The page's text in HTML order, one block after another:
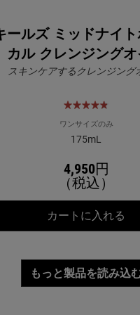
ャライジング トナー UFT
ールズ ミッドナイ
カル クレンジング
スキンケアするクレンジング
ワンサイズのみ
175mL
4,950円
（税込）
カートに入れる
もっと製品を読み込